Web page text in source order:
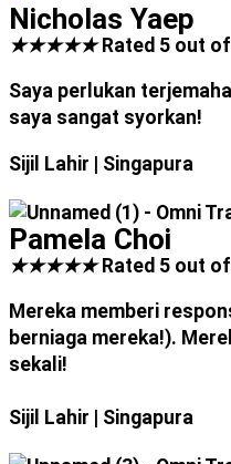
Nicholas Yaep
★★★★★ Rated 5 out
Saya perlukan
saya sangat syorkan!
Sijil Lahir | Singapura
Pamela Choi
★★★★★ Rated 5 out
Mereka memberi
berniaga mereka!).
sekali!
Sijil Lahir | Singapura